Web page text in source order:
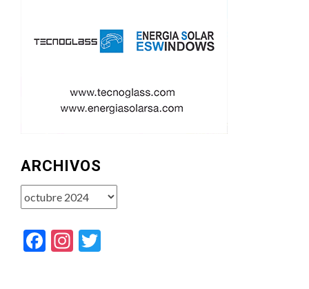
ARCHIVOS
Archivos
Facebook
Instagram